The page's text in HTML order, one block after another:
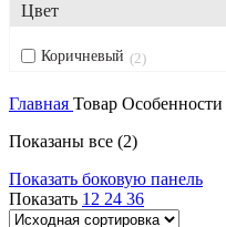
Цвет
Коричневый 2
Главная Товар Особенности
Показаны все (2)
Показать боковую панель
Показать 12 24 36